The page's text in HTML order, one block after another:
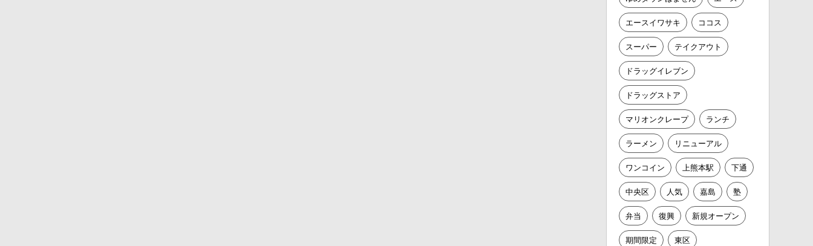
エースイワサキ ココス
スーパー テイクアウト
ドラッグイレブン
ドラッグストア
マリオンクレープ ランチ
ラーメン リニューアル
ワンコイン 上熊本駅 下通
中央区 人気 嘉島 塾
弁当 復興 新規オープン
期間限定 東区